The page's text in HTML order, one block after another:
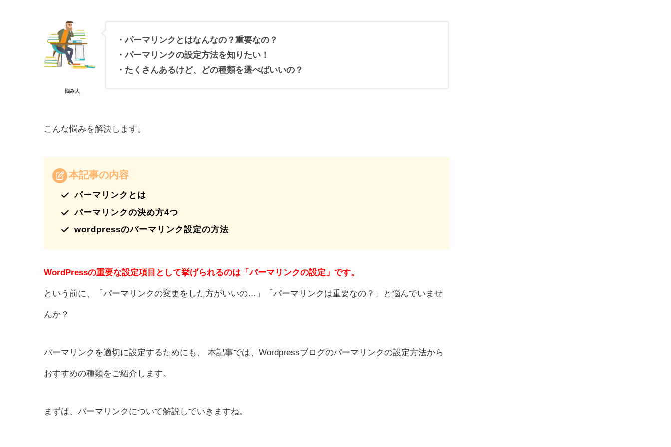
悩み人
・パーマリンクとはなんなの？重要なの？
・パーマリンクの設定方法を知りたい！
・たくさんあるけど、どの種類を選べばいいの？
こんな悩みを解決します。
本記事の内容
パーマリンクとは
パーマリンクの決め方4つ
wordpressのパーマリンク設定の方法
WordPressの重要な設定項目として挙げられるのは「パーマリンクの設定」です。
という前に、「パーマリンクの変更をした方がいいの…」「パーマリンクは重要なの？」と悩んでいませ
んか？
パーマリンクを適切に設定するためにも、 本記事では、Wordpressブログのパーマリンクの設定方法から
おすすめの種類をご紹介します。
まずは、パーマリンクについて解説していきますね。